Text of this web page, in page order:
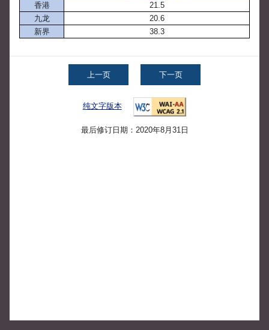
香港
21.5
九龙
20.6
新界
38.3
上一页 下一页
纯文字版本
最后修订日期：2020年8月31日